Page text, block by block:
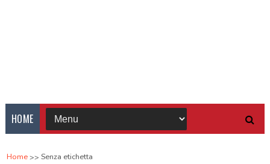
HOME
Home Senza etichetta